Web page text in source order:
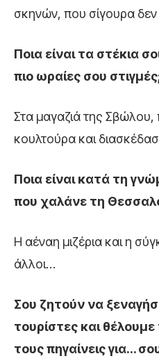
σκηνών, που σίγουρα δεν
Ποια είναι τα στέκια
πιο ωραίες σου
Στα μαγαζιά της
κουλτούρα και
Ποια είναι κατά τη
που χαλάνε τη
Η αέναη μιζέρια και η
άλλοι…
Σου ζητούν να
τουρίστες και
τους πηγαίνεις για…